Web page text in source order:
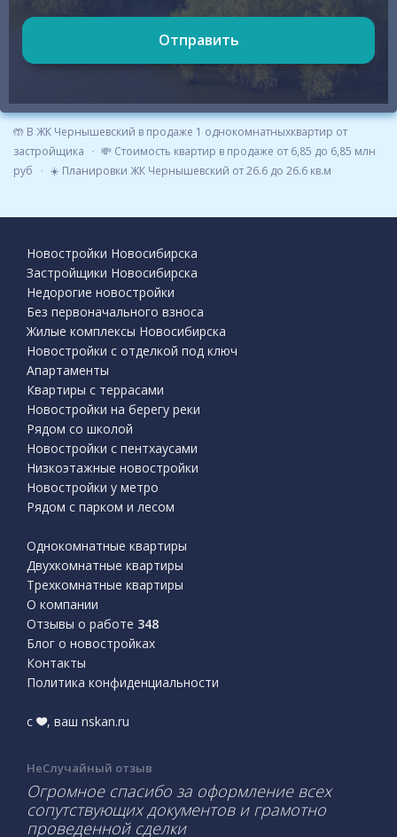
🤲 В ЖК Чернышевский в продаже 1 однокомнатныхквартир от
застройщика
💸 Стоимость квартир в продаже от 6,85 до 6,85 млн
руб
☀️ Планировки ЖК Чернышевский от 26.6 до 26.6 кв.м
Отправить
Новостройки Новосибирска
Застройщики Новосибирска
Недорогие новостройки
Без первоначального взноса
Жилые комплексы Новосибирска
Новостройки с отделкой под ключ
Апартаменты
Квартиры с террасами
Новостройки на берегу реки
Рядом со школой
Новостройки с пентхаусами
Низкоэтажные новостройки
Новостройки у метро
Рядом с парком и лесом
Однокомнатные квартиры
Двухкомнатные квартиры
Трехкомнатные квартиры
О компании
Отзывы о работе 348
Блог о новостройках
Контакты
Политика конфиденциальности
с , ваш nskan.ru
НеСлучайный отзыв
Огромное спасибо за оформление всех
сопутствующих документов и грамотно
проведенной сделки